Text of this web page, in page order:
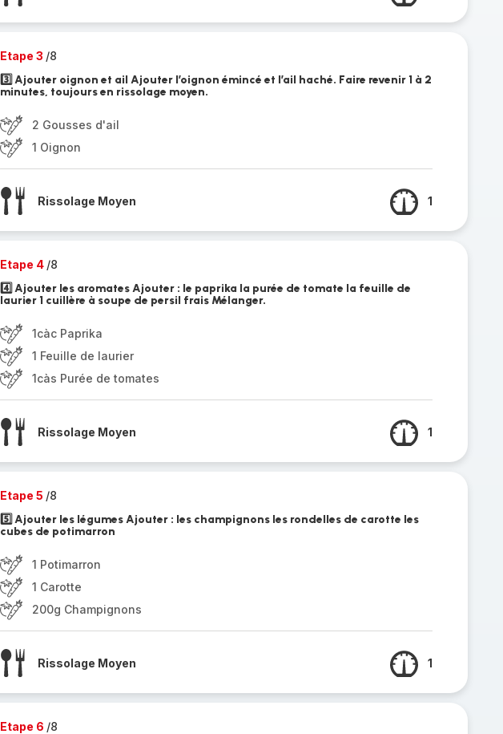
Etape 3 /8
3️⃣ Ajouter oignon et ail Ajouter l’oignon émincé et l’ail haché. Faire revenir 1 à 2
minutes, toujours en rissolage moyen.
2 Gousses d'ail
1 Oignon
Rissolage Moyen 1
Etape 4 /8
4️⃣ Ajouter les aromates Ajouter : le paprika la purée de tomate la feuille de
laurier 1 cuillère à soupe de persil frais Mélanger.
1càc Paprika
1 Feuille de laurier
1càs Purée de tomates
Rissolage Moyen 1
Etape 5 /8
5️⃣ Ajouter les légumes Ajouter : les champignons les rondelles de carotte les
cubes de potimarron
1 Potimarron
1 Carotte
200g Champignons
Rissolage Moyen 1
Etape 6 /8